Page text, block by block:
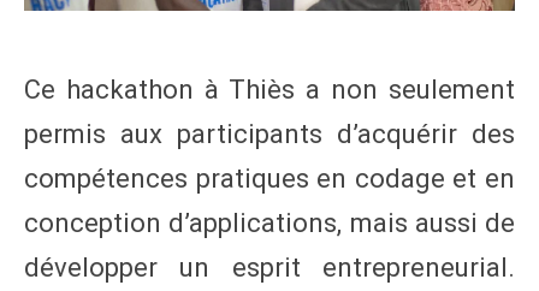
Ce hackathon à Thiès a non seulement
permis aux participants d’acquérir des
compétences pratiques en codage et en
conception d’applications, mais aussi de
développer un esprit entrepreneurial.